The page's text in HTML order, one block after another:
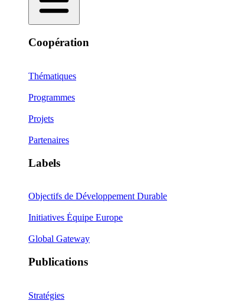
Coopération
Thématiques
Programmes
Projets
Partenaires
Labels
Objectifs de Développement Durable
Initiatives Équipe Europe
Global Gateway
Publications
Stratégies